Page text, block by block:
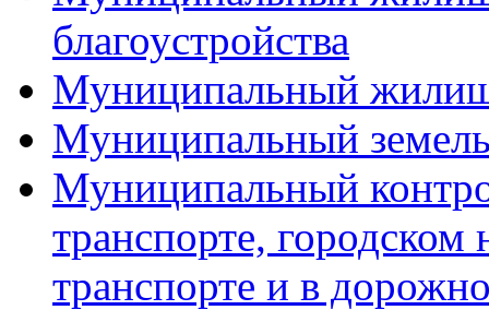
благоустройства
Муниципальный
Муниципальный
Муниципальный
транспорте, городском
транспорте и в